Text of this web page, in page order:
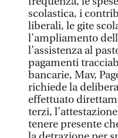
scolastica, i
liberali, le gite
l’ampliamento
l’assistenza al
pagamenti
bancarie, Mav,
richiede la
effettuato
terzi,
tenere presente